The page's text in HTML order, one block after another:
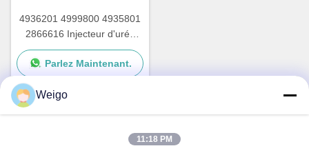
4936201 4999800 4935801
2866616 Injecteur d'urée
avec écrous pour pompe à
urée Cummins
Parlez Maintenant.
Weigo
11:18 PM